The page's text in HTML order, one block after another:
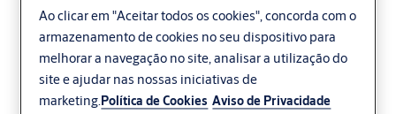
totalmente
envidraçadas ASSA
ABLOY OH1042FGI
Ao clicar em "Aceitar todos os cookies", concorda com o
armazenamento de cookies no seu dispositivo para
melhorar a navegação no site, analisar a utilização do
site e ajudar nas nossas iniciativas de
marketing.Política de Cookies Aviso de Privacidade